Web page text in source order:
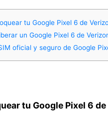
tu Google Pixel 6 de
un Google Pixel 6 de
oficial y seguro de Google
tu Google Pixel 6